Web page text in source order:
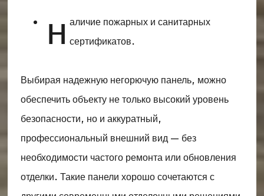
н аличие пожарных и санитарных
сертификатов.
Выбирая надежную негорючую панель, можно
обеспечить объекту не только высокий уровень
безопасности, но и аккуратный,
профессиональный внешний вид — без
необходимости частого ремонта или обновления
отделки. Такие панели хорошо сочетаются с